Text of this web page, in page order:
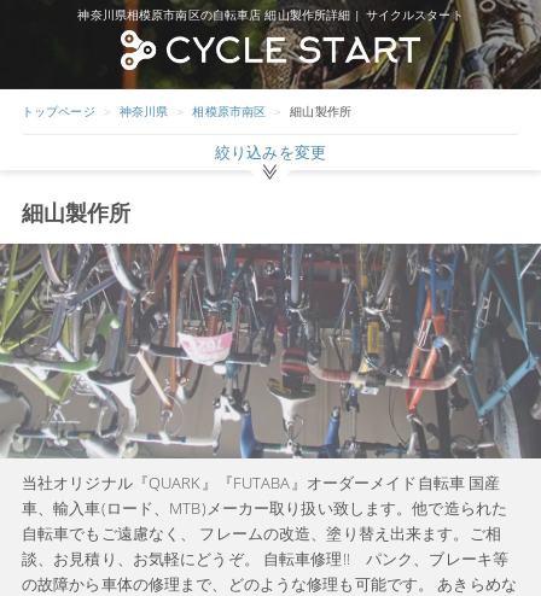
神奈川県相模原市南区の自転車店 細山製作所詳細 | サイクルスタート
トップページ 神奈川県 相模原市南区 細山製作所
絞り込みを変更
細山製作所
当社オリジナル『QUARK』『FUTABA』オーダーメイド自転車 国産
車、輸入車(ロード、MTB)メーカー取り扱い致します。他で造られた
自転車でもご遠慮なく、 フレームの改造、塗り替え出来ます。ご相
談、お見積り、お気軽にどうぞ。 自転車修理!! パンク、ブレーキ等
の故障から車体の修理まで、どのような修理も可能です。 あきらめな